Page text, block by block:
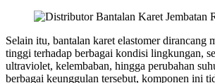
Selain itu, bantalan karet elastomer dirancang
tinggi terhadap berbagai kondisi lingkungan,
ultraviolet, kelembaban, hingga perubahan
berbagai keunggulan tersebut, komponen ini